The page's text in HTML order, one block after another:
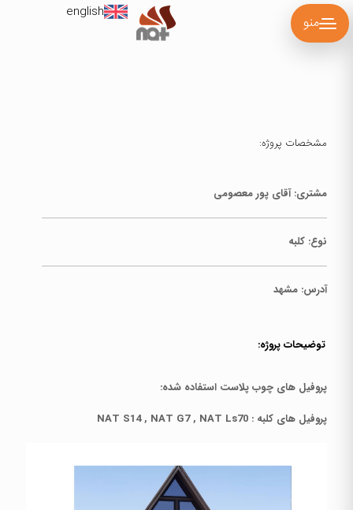
منو
english
مشخصات پروژه:
مشتری: آقای پور معصومی
نوع: کلبه
آدرس: مشهد
توضیحات پروژه:
پروفیل های چوب پلاست استفاده شده:
پروفیل های کلبه : NAT S14 , NAT G7 , NAT Ls70